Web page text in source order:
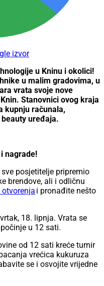
izvor
u Kninu i okolici!
u malim gradovima, u
vrata svoje nove
Stanovnici ovog kraja
kupnju računala,
uređaja.
nagrade!
posjetitelje pripremio
brendove, ali i odličnu
otvorenja i pronađite nešto
18. lipnja. Vrata se
u 12 sati.
od 12 sati kreće turnir
vrećica kukuruza
se i osvojite vrijedne